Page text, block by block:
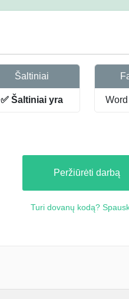
Šaltiniai
✅ Šaltiniai yra
Peržiūrėti darbą
Turi dovanų kodą?